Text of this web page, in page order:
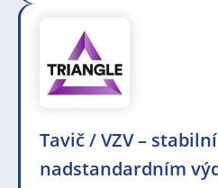
Tavič / VZV –
nadstandardním